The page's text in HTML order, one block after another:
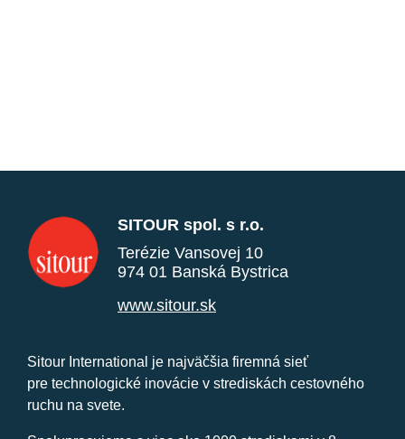
SITOUR spol. s r.o.
Terézie Vansovej 10
974 01 Banská Bystrica
www.sitour.sk
Sitour International je najväčšia firemná sieť
pre technologické inovácie v strediskách cestovného
ruchu na svete.